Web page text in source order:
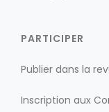
PARTICIPER
Publier dans la
Inscription aux